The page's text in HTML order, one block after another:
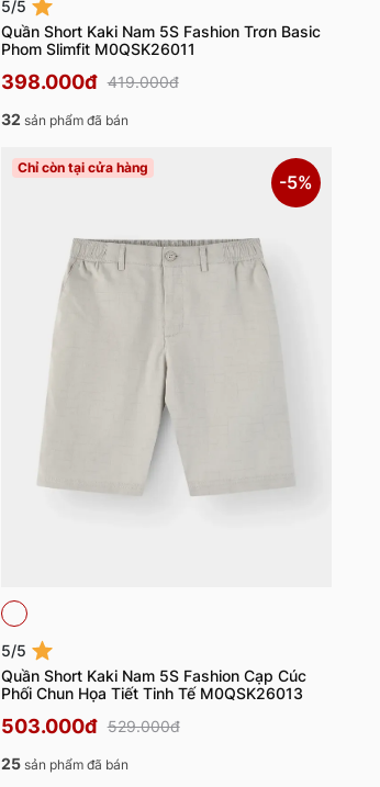
5/5
Quần Short Kaki Nam 5S Fashion Trơn Basic
Phom Slimfit M0QSK26011
398.000đ 419.000đ
32 sản phẩm đã bán
Chỉ còn tại cửa hàng
-5%
5/5
Quần Short Kaki Nam 5S Fashion Cạp Cúc
Phối Chun Họa Tiết Tinh Tế M0QSK26013
503.000đ 529.000đ
25sản phẩm đã bán